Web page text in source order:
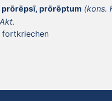
prōrēptum (kons.
fortkriechen